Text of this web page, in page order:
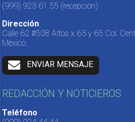
(999) 923 61 55 (recepción)
Dirección
Calle 62 #508 Altos x 63 y 65 Col.
México.
ENVIAR MENSAJE
REDACCIÓN Y NOTICIEROS
Teléfono